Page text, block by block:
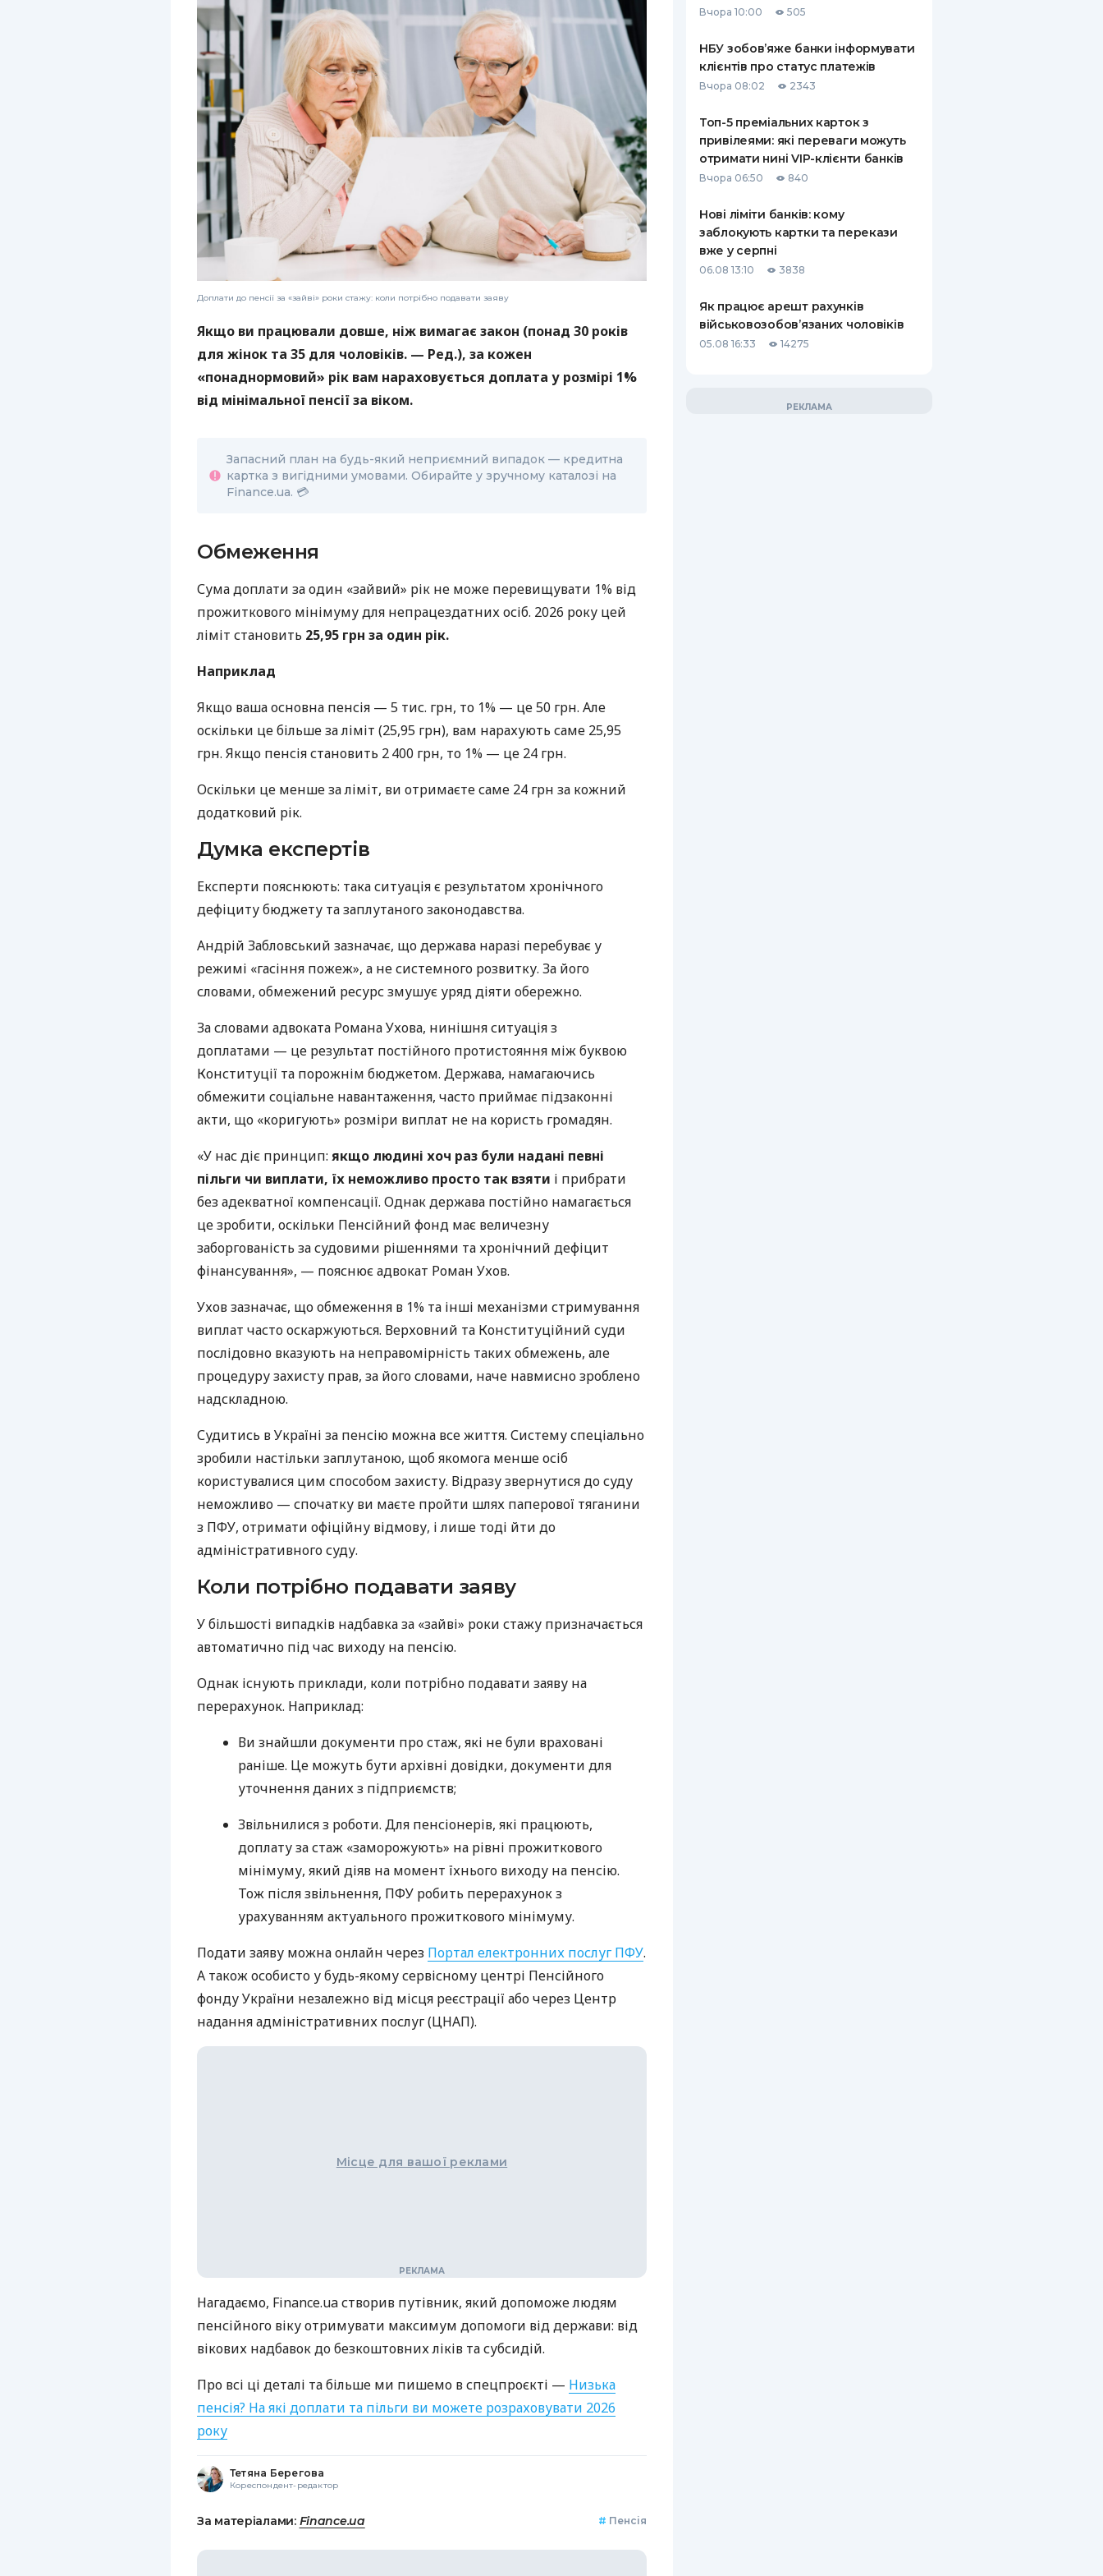
РЕЙТИНГ ДЕБЕТОВИХ
ЩОМІСЯЧНИЙ ОГЛЯД
ПУТІВНИКИ ПО
БАНКІВСЬКИХ КАРТКАХ
СТРАХУВАННЮ
ВСІ СТРАХОВІ ПОЛІСИ
ВІДГУКИ ПРО СТРАХОВІ
КОМПАНІЇ
КОНТАКТИ
Доплати до пенсії за «зайві» роки стажу: коли потрібно подавати заяву
Якщо ви працювали довше, ніж вимагає закон (понад 30 років
для жінок та 35 для чоловіків. — Ред.), за кожен
«понаднормовий» рік вам нараховується доплата у розмірі 1%
від мінімальної пенсії за віком.
Запасний план на будь-який неприємний випадок — кредитна
картка з вигідними умовами. Обирайте у зручному каталозі на
Finance.ua. 💳
Обмеження
Сума доплати за один «зайвий» рік не може перевищувати 1% від
прожиткового мінімуму для непрацездатних осіб. 2026 року цей
ліміт становить 25,95 грн за один рік.
Наприклад
Якщо ваша основна пенсія — 5 тис. грн, то 1% — це 50 грн. Але
оскільки це більше за ліміт (25,95 грн), вам нарахують саме 25,95
грн. Якщо пенсія становить 2 400 грн, то 1% — це 24 грн.
Оскільки це менше за ліміт, ви отримаєте саме 24 грн за кожний
додатковий рік.
Думка експертів
Експерти пояснюють: така ситуація є результатом хронічного
дефіциту бюджету та заплутаного законодавства.
Андрій Забловський зазначає, що держава наразі перебуває у
режимі «гасіння пожеж», а не системного розвитку. За його
словами, обмежений ресурс змушує уряд діяти обережно.
За словами адвоката Романа Ухова, нинішня ситуація з
доплатами — це результат постійного протистояння між буквою
Конституції та порожнім бюджетом. Держава, намагаючись
обмежити соціальне навантаження, часто приймає підзаконні
акти, що «коригують» розміри виплат не на користь громадян.
«У нас діє принцип: якщо людині хоч раз були надані певні
пільги чи виплати, їх неможливо просто так взяти і прибрати
без адекватної компенсації. Однак держава постійно намагається
це зробити, оскільки Пенсійний фонд має величезну
заборгованість за судовими рішеннями та хронічний дефіцит
фінансування», — пояснює адвокат Роман Ухов.
Ухов зазначає, що обмеження в 1% та інші механізми стримування
виплат часто оскаржуються. Верховний та Конституційний суди
послідовно вказують на неправомірність таких обмежень, але
процедуру захисту прав, за його словами, наче навмисно зроблено
надскладною.
Судитись в Україні за пенсію можна все життя. Систему спеціально
зробили настільки заплутаною, щоб якомога менше осіб
користувалися цим способом захисту. Відразу звернутися до суду
неможливо — спочатку ви маєте пройти шлях паперової тяганини
з ПФУ, отримати офіційну відмову, і лише тоді йти до
адміністративного суду.
Коли потрібно подавати заяву
У більшості випадків надбавка за «зайві» роки стажу призначається
автоматично під час виходу на пенсію.
Однак існують приклади, коли потрібно подавати заяву на
перерахунок. Наприклад:
Ви знайшли документи про стаж, які не були враховані
раніше. Це можуть бути архівні довідки, документи для
уточнення даних з підприємств;
Звільнилися з роботи. Для пенсіонерів, які працюють,
доплату за стаж «заморожують» на рівні прожиткового
мінімуму, який діяв на момент їхнього виходу на пенсію.
Тож після звільнення, ПФУ робить перерахунок з
урахуванням актуального прожиткового мінімуму.
Подати заяву можна онлайн через Портал електронних послуг ПФУ.
А також особисто у будь-якому сервісному центрі Пенсійного
фонду України незалежно від місця реєстрації або через Центр
надання адміністративних послуг (ЦНАП).
Місце для вашої реклами
Нагадаємо, Finance.ua створив путівник, який допоможе людям
пенсійного віку отримувати максимум допомоги від держави: від
вікових надбавок до безкоштовних ліків та субсидій.
Про всі ці деталі та більше ми пишемо в спецпроєкті — Низька
пенсія? На які доплати та пільги ви можете розраховувати 2026
року
Тетяна Берегова
Кореспондент-редактор
За матеріалами: Finance.ua # Пенсія
Вчора 10:00 505
НБУ зобов’яже банки інформувати
клієнтів про статус платежів
Вчора 08:02 2343
Топ-5 преміальних карток з
привілеями: які переваги можуть
отримати нині VIP-клієнти банків
Вчора 06:50 840
Нові ліміти банків: кому
заблокують картки та перекази
вже у серпні
06.08 13:10 3838
Як працює арешт рахунків
військовозобов’язаних чоловіків
05.08 16:33 14275